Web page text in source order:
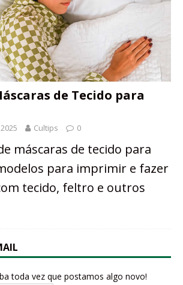
de Tecido para
Cultips 0
máscaras de tecido para
para imprimir e fazer
tecido, feltro e outros
toda vez que postamos algo novo!